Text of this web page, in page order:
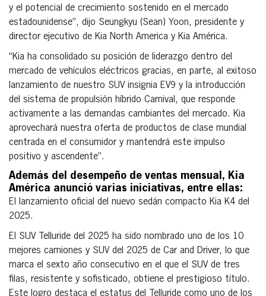
y el potencial de crecimiento sostenido en el mercado
estadounidense”, dijo Seungkyu (Sean) Yoon, presidente y
director ejecutivo de Kia North America y Kia América.
“Kia ha consolidado su posición de liderazgo dentro del
mercado de vehículos eléctricos gracias, en parte, al exitoso
lanzamiento de nuestro SUV insignia EV9 y la introducción
del sistema de propulsión híbrido Carnival, que responde
activamente a las demandas cambiantes del mercado. Kia
aprovechará nuestra oferta de productos de clase mundial
centrada en el consumidor y mantendrá este impulso
positivo y ascendente”.
Además del desempeño de ventas mensual, Kia
América anunció varias iniciativas, entre ellas:
El lanzamiento oficial del nuevo sedán compacto Kia K4 del
2025.
El SUV Telluride del 2025 ha sido nombrado uno de los 10
mejores camiones y SUV del 2025 de Car and Driver, lo que
marca el sexto año consecutivo en el que el SUV de tres
filas, resistente y sofisticado, obtiene el prestigioso título.
Este logro destaca el estatus del Telluride como uno de los